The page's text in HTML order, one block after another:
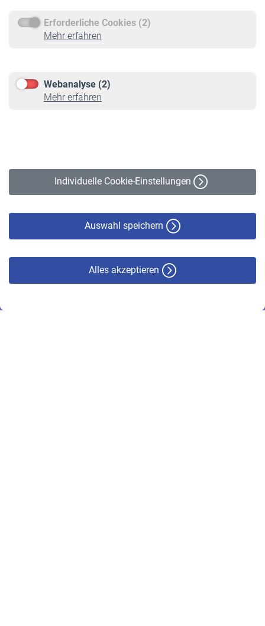
Erforderliche Cookies (2)
Mehr erfahren
Webanalyse (2)
Mehr erfahren
Individuelle Cookie-Einstellungen
Auswahl speichern
Alles akzeptieren
Service
Informationen
Online-Rechner
VBLnewsletter
Erklärung zur Barrierefreiheit
© VBL 2026